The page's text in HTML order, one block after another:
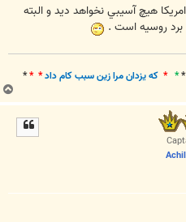
هيچ آسيبي نخواهد ديد و البته
روسيه است .
*
* که يزدان مرا زين سبب کام داد* *
*
ب
ا